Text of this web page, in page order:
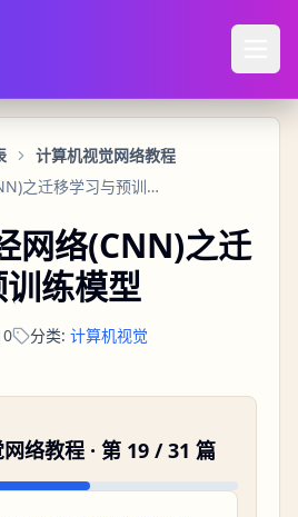
计算机视觉网络教程
19 卷积神经网络(CNN)之迁移学习与预训练模型
网络(CNN)之迁
练模型
分类: 计算机视觉
络教程 · 第 19 /31 篇